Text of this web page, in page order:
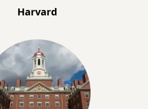
Harvard